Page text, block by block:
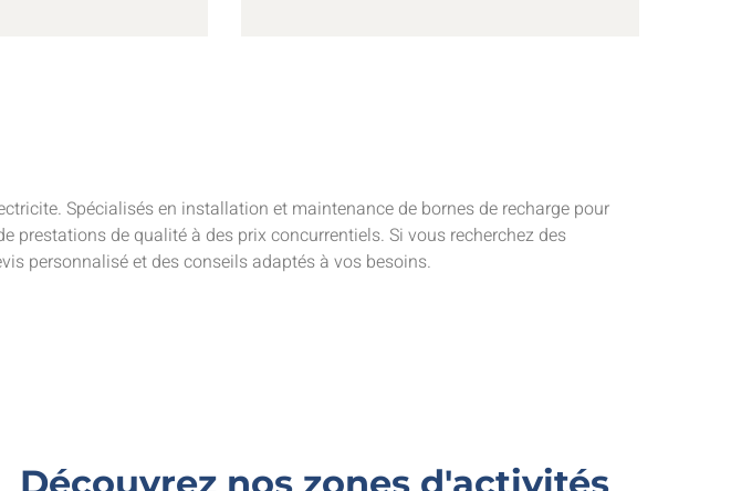
Spécialisés en installation et maintenance de bornes de recharge pour
prestations de qualité à des prix concurrentiels. Si vous recherchez des
personnalisé et des conseils adaptés à vos besoins.